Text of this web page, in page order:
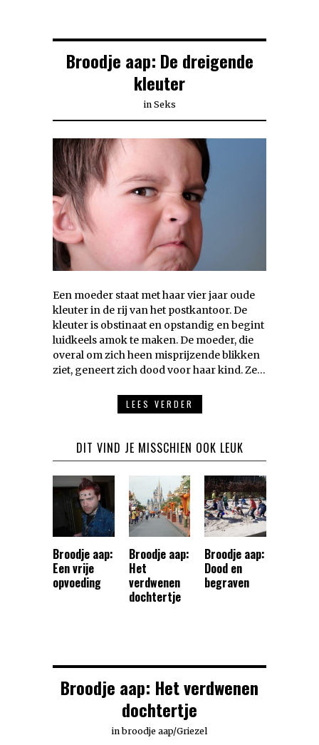
Broodje aap: De dreigende
kleuter
in Seks
Een moeder staat met haar vier jaar oude
kleuter in de rij van het postkantoor. De
kleuter is obstinaat en opstandig en begint
luidkeels amok te maken. De moeder, die
overal om zich heen misprijzende blikken
ziet, geneert zich dood voor haar kind. Ze…
LEES VERDER
DIT VIND JE MISSCHIEN OOK LEUK
Broodje aap:
Een vrije
opvoeding
Broodje aap:
Het
verdwenen
dochtertje
Broodje aap:
Dood en
begraven
Broodje aap: Het verdwenen
dochtertje
in broodje aap/Griezel